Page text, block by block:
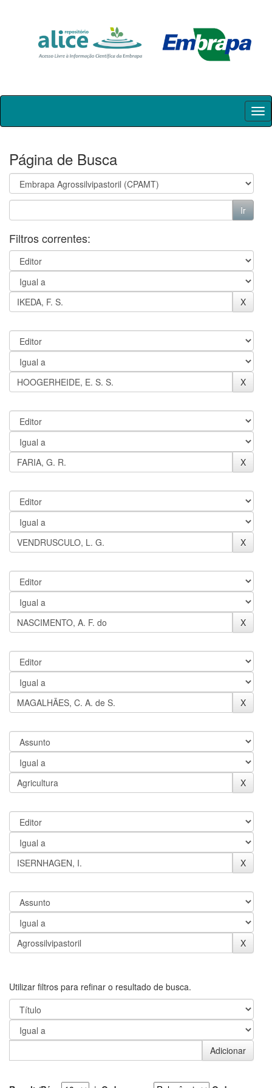
Skip
Página de Busca
Filtros correntes:
Utilizar filtros para refinar o resultado de busca.